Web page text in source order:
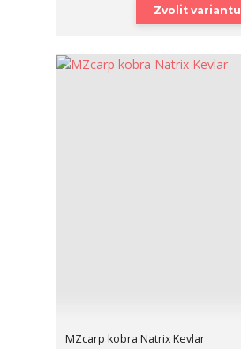
Zvolit variantu
MZcarp kobra Natrix Kevlar